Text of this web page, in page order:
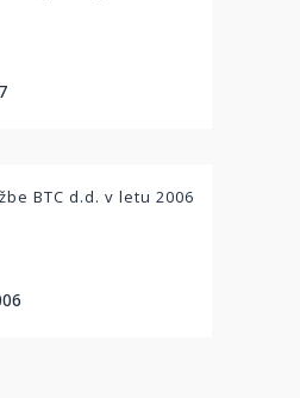
BTC d.d. v letu 2006